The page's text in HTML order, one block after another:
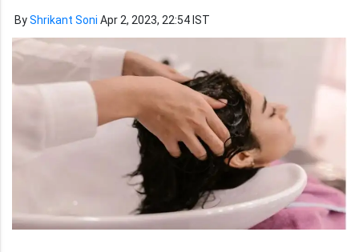
ByShrikant Soni Apr 2, 2023, 22:54 IST